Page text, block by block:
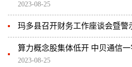
2023-08-25
玛多县召开财务工作座谈会暨警
算力概念股集体低开 中贝通信
2023-08-25